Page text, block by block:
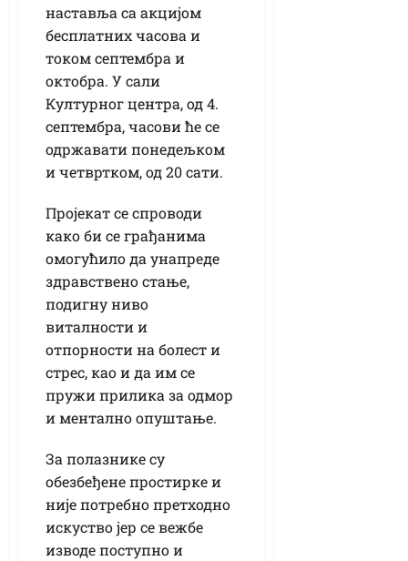
наставља са акцијом
бесплатних часова и
током септембра и
октобра. У сали
Културног центра, од 4.
септембра, часови ће се
одржавати понедељком
и четвртком, од 20 сати.
Пројекат се спроводи
како би се грађанима
омогућило да унапреде
здравствено стање,
подигну ниво
виталности и
отпорности на болест и
стрес, као и да им се
пружи прилика за одмор
и ментално опуштање.
За полазнике су
обезбеђене простирке и
није потребно претходно
искуство јер се вежбе
изводе поступно и